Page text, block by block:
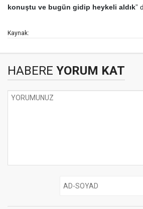
konuştu ve bugün gidip heykeli aldık”
Kaynak:
HABERE YORUM KAT